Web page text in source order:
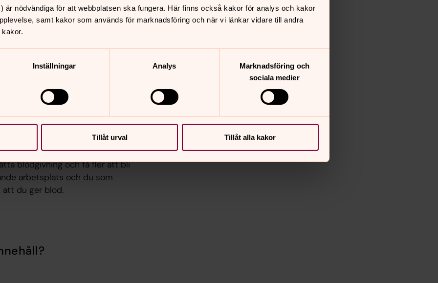
är nödvändiga för att webbplatsen ska fungera. Här finns också kakor för analys och kakor
samt kakor som används för marknadsföring och när vi länkar vidare till andra
Inställningar Analys
Marknadsföring och
sociala medier
Tillåt urval Tillåt alla kakor
trappa ner enligt 80-90-100
lön på 90 % samt så är den
om 80-90-100 hos din chef. Din
Därefter är det kyrkoherden som
blodgivning och få fler att bli
arbetsplats och du som
du ger blod.